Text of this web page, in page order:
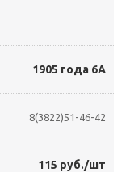
1905 года 6А
8(3822)51-46-42
115 руб./шт